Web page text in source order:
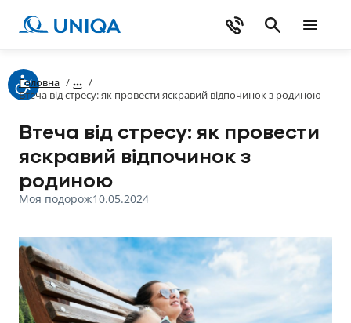
Головна /
/
Втеча від стресу: як провести яскравий відпочинок з родиною
Втеча від стресу: як провести
яскравий відпочинок з
родиною
Моя подорож10.05.2024